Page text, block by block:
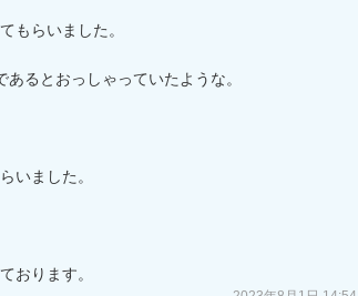
もらいました。
あるとおっしゃっていたような。
いました。